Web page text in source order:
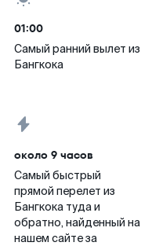
01:00
Самый ранний вылет из
Бангкока
около 9 часов
Самый быстрый
прямой перелет из
Бангкока туда и
обратно, найденный на
нашем сайте за